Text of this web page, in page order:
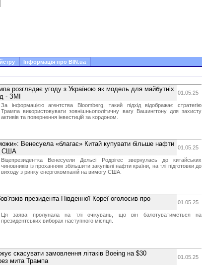
Інформація про BIN.ua
розглядає угоду з Україною як модель для майбутніх
- ЗМІ
01.05.25
За інформацією агентства Bloomberg, такий підхід відображає стратегію
Трампа використовувати зовнішньополітичну вагу Вашингтону для захисту
активів та повернення інвестицій за кордоном.
Венесуела «благає» Китай купувати більше нафти
США
01.05.25
Віцепрезидентка Венесуели Дельсі Родрігес звернулась до китайських
чиновників із проханням збільшити закупівлі нафти країни, на тлі підготовки до
виходу з ринку енергокомпаній на вимогу США.
президента Південної Кореї оголосив про
01.05.25
Ця заява пролунала на тлі очікувань, що він балотуватиметься на
президентських виборах наступного місяця.
скасувати замовлення літаків Boeing на $30
мита Трампа
01.05.25